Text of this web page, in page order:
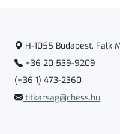
H-1055 Budapest, Falk
+36 20 539-9209
(+36 1) 473-2360
titkarsag@chess.hu